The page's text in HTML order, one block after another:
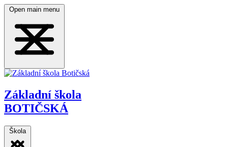
Open main menu
Základní škola
BOTIČSKÁ
Škola